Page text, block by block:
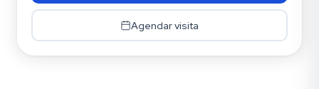
Agendar visita